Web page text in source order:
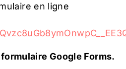
en ligne
Google Forms.